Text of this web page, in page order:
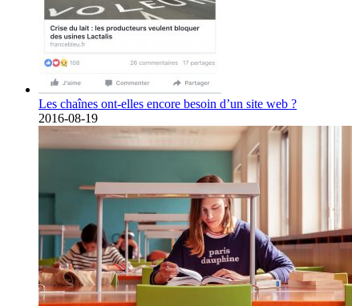
Les chaînes ont-elles encore besoin d’un site web ?
2016-08-19